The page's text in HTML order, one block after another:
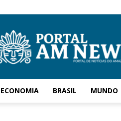
ECONOMIA BRASIL MUNDO